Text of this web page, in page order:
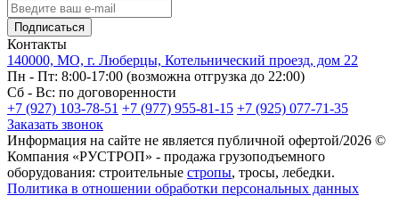
Подписаться
Контакты
140000, МО, г. Люберцы, Котельнический проезд, дом 22
Пн - Пт: 8:00-17:00 (возможна отгрузка до 22:00)
Сб - Вс: по договоренности
+7 (927) 103-78-51 +7 (977) 955-81-15 +7 (925) 077-71-35
Заказать звонок
Информация на сайте не является публичной офертой/2026 ©
Компания «РУСТРОП» - продажа грузоподъемного
оборудования: строительные стропы, тросы, лебедки.
Политика в отношении обработки персональных данных